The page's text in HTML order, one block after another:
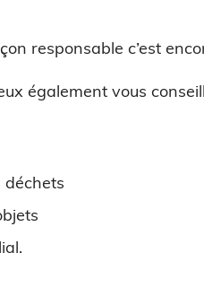
responsable c’est
également vous
déchets